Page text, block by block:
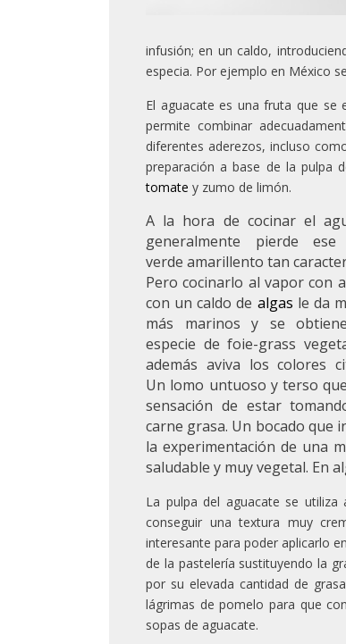
infusión; en un caldo,
especia. Por ejemplo en México
El aguacate es una fruta que se
permite combinar
diferentes aderezos, incluso
preparación a base de la pulpa
tomate y zumo de limón.
A la hora de cocinar el
generalmente pierde
verde amarillento tan
Pero cocinarlo al vapor con
con un caldo de algas le da
más marinos y se
especie de foie-grass
además aviva los colores
Un lomo untuoso y terso
sensación de estar
carne grasa. Un bocado que
la experimentación de una
saludable y muy vegetal. En
La pulpa del aguacate se
conseguir una textura muy
interesante para poder aplicarlo
de la pastelería sustituyendo la
por su elevada cantidad de
lágrimas de pomelo para que
sopas de aguacate.